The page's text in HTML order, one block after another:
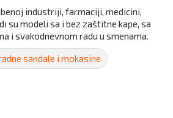
industriji, farmaciji, medicini,
su modeli sa i bez zaštitne kape, sa
i svakodnevnom radu u smenama.
sandale i mokasine